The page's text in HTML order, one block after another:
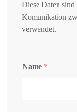
Diese Daten
Komunikation
verwendet.
Name *